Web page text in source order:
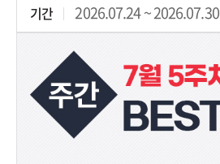
기간 2026.07.24 ~ 2026.07.30